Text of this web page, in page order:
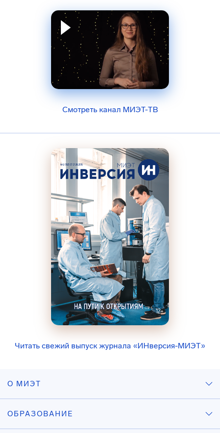
Смотреть канал МИЭТ-ТВ
Читать свежий выпуск журнала «ИНверсия-МИЭТ»
О МИЭТ
ОБРАЗОВАНИЕ